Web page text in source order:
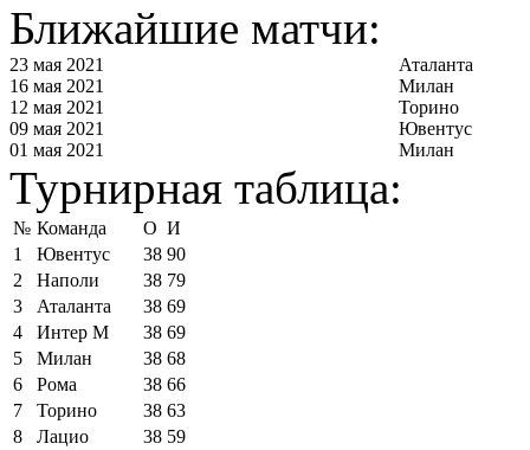
Ближайшие матчи:
23 мая 2021
Аталанта
16 мая 2021
Милан
12 мая 2021
Торино
09 мая 2021
Ювентус
01 мая 2021
Милан
Турнирная таблица:
№ Команда О И
1
Ювентус 38 90
2
Наполи 38 79
3
Аталанта 38 69
4
Интер М 38 69
5
Милан 38 68
6
Рома 38 66
7
Торино 38 63
8
Лацио 38 59